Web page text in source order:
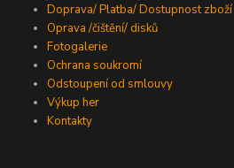
Doprava/ Platba/ Dostupnost zboží
Oprava /čištění/ disků
Fotogalerie
Ochrana soukromí
Odstoupení od smlouvy
Výkup her
Kontakty